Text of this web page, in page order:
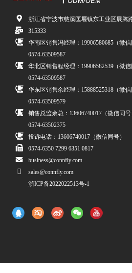
浙江省宁波市慈溪匡堰镇东工业区展腾
315333
华南区销售冯经理：19906580685（微信
0574-63509587
华北区销售程经理：19906582539（微信
0574-63509587
华东区销售余经理：15888525318（微信
0574-63509579
销售总监余总：13606740017（微信同号
0574-63502375
投诉电话：13606740017（微信同号）
0574-6350 7299 6351 0817
business@connfly.com
sales@connfly.com
浙ICP备2022022513号-1